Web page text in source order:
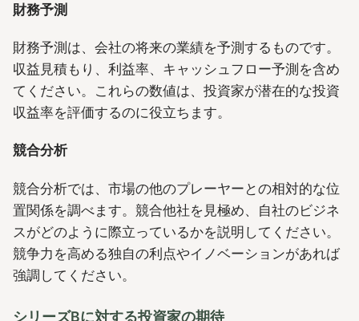
財務予測
財務予測は、会社の将来の業績を予測するものです。
収益見積もり、利益率、キャッシュフロー予測を含め
てください。これらの数値は、投資家が潜在的な投資
収益率を評価するのに役立ちます。
競合分析
競合分析では、市場の他のプレーヤーとの相対的な位
置関係を調べます。競合他社を見極め、自社のビジネ
スがどのように際立っているかを説明してください。
競争力を高める独自の利点やイノベーションがあれば
強調してください。
シリーズBに対する投資家の期待